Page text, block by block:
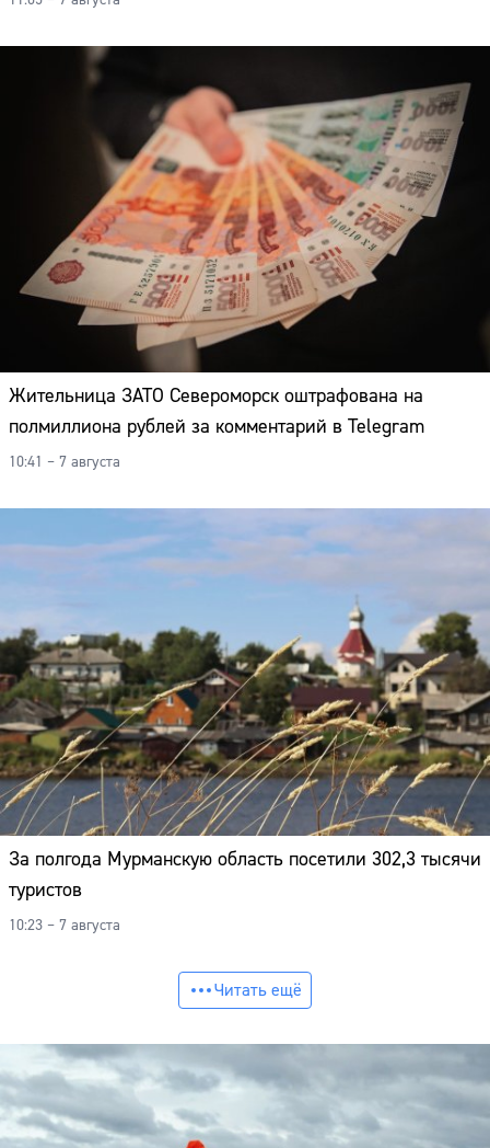
Жительница ЗАТО Североморск оштрафована на
полмиллиона рублей за комментарий в Telegram
10:41 – 7 августа
За полгода Мурманскую область посетили 302,3 тысячи
туристов
10:23 – 7 августа
Читать ещё